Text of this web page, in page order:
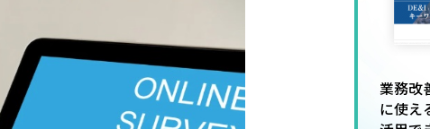
業務改
に使え